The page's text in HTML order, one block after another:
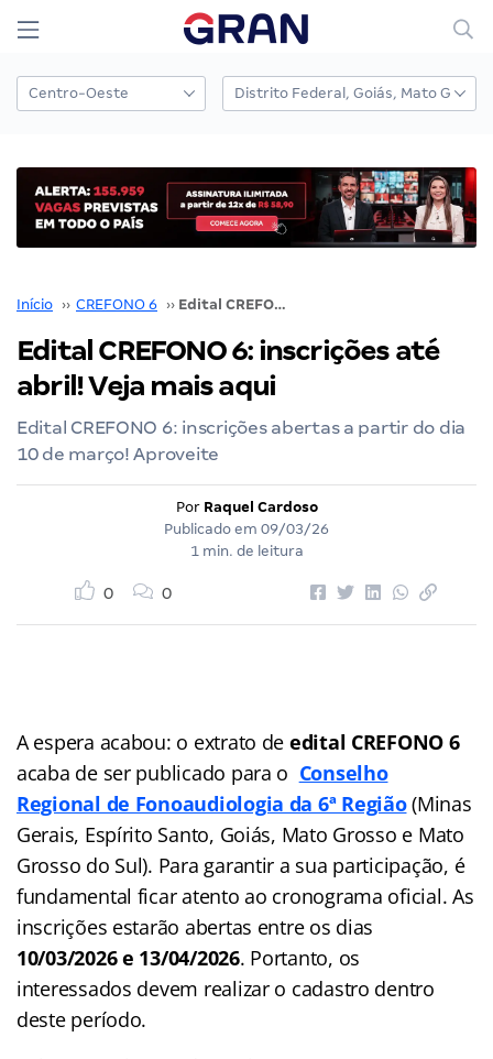
Início ›› CREFONO 6 ›› Edital CREFONO 6: inscrições até abril! Veja mais aqui
Edital CREFONO 6: inscrições até
abril! Veja mais aqui
Edital CREFONO 6: inscrições abertas a partir do dia
10 de março! Aproveite
Por Raquel Cardoso
Publicado em 09/03/26
1 min. de leitura
0 0
A espera acabou: o extrato de edital CREFONO 6
acaba de ser publicado para o Conselho
Regional de Fonoaudiologia da 6ª Região(Minas
Gerais, Espírito Santo, Goiás, Mato Grosso e Mato
Grosso do Sul). Para garantir a sua participação, é
fundamental ficar atento ao cronograma oficial. As
inscrições estarão abertas entre os dias
10/03/2026 e 13/04/2026. Portanto, os
interessados devem realizar o cadastro dentro
deste período.